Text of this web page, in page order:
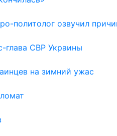
политолог озвучил
СВР Украины
на зимний ужас